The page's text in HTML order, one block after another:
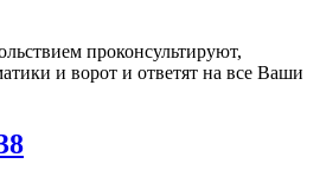
проконсультируют,
и ворот и ответят на все Ваши